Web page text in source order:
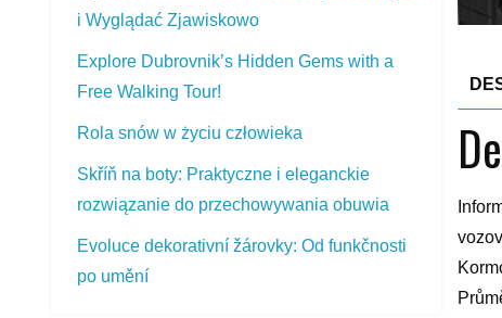
i Wyglądać Zjawiskowo
Explore Dubrovnik’s Hidden Gems with a
Free Walking Tour!
Rola snów w życiu człowieka
Skříň na boty: Praktyczne i eleganckie
rozwiązanie do przechowywania obuwia
Evoluce dekorativní žárovky: Od funkčnosti
po umění